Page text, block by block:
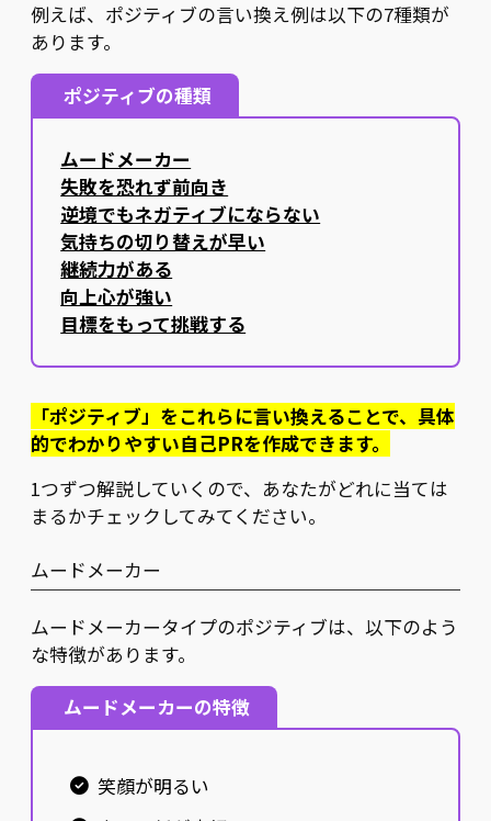
例えば、ポジティブの言い換え例は以下の7種類が
あります。
ポジティブの種類
ムードメーカー
失敗を恐れず前向き
逆境でもネガティブにならない
気持ちの切り替えが早い
継続力がある
向上心が強い
目標をもって挑戦する
「ポジティブ」をこれらに言い換えることで、具体
的でわかりやすい自己PRを作成できます。
1つずつ解説していくので、あなたがどれに当ては
まるかチェックしてみてください。
ムードメーカー
ムードメーカータイプのポジティブは、以下のよう
な特徴があります。
ムードメーカーの特徴
笑顔が明るい